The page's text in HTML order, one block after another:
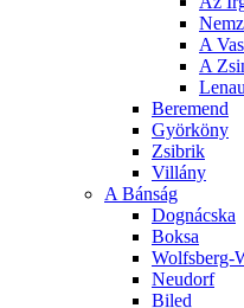
A
A
Beremend
Györköny
Zsibrik
Villány
A Bánság
Dognácska
Boksa
Wolfsberg-
Neudorf
Biled